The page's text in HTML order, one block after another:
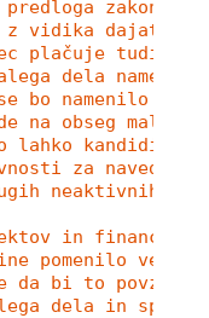
zakona
vidika dajatve
plačuje tudi
dela
bo namenilo za
na obseg
lahko
za
neaktivnih
in
pomenilo
bi to
dela in